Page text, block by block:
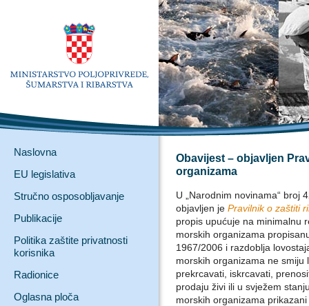
Naslovna
EU legislativa
Stručno osposobljavanje
Publikacije
Politika zaštite privatnosti
korisnika
Radionice
Oglasna ploča
Obavijest – objavljen
organizama
U „Narodnim novinama“ broj
objavljen je Pravilnik o zaštiti
propis upućuje na minimalnu
morskih organizama
1967/2006 i razdoblja
morskih organizama ne smiju
prekrcavati, iskrcavati,
prodaju živi ili u svježem
morskih organizama